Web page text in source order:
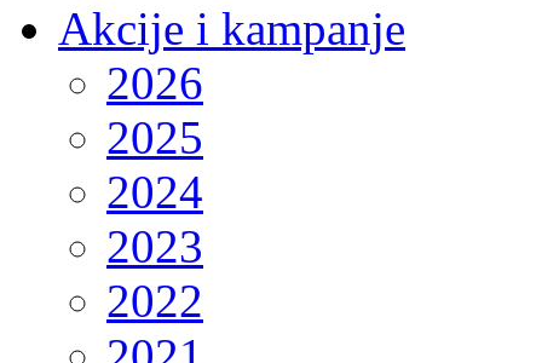
Akcije i kampanje
2026
2025
2024
2023
2022